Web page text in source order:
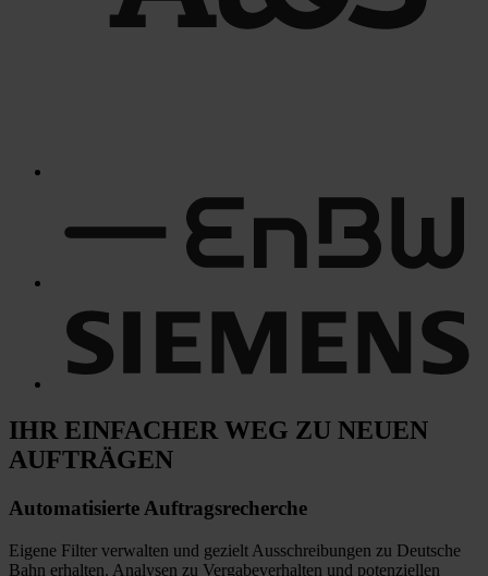
IHR EINFACHER WEG ZU NEUEN
AUFTRÄGEN
Automatisierte Auftragsrecherche
Eigene Filter verwalten und gezielt Ausschreibungen zu Deutsche
Bahn erhalten. Analysen zu Vergabeverhalten und potenziellen